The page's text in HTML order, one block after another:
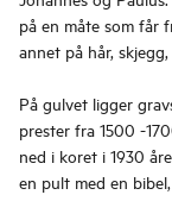
på en måte som får
annet på hår,
På gulvet ligger
prester fra 1500 -
ned i koret i 1930
en pult med en